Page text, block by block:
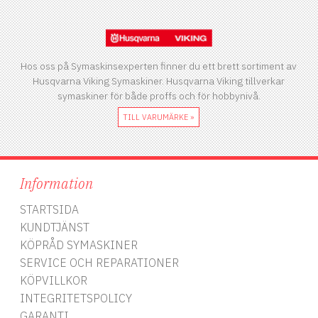
Hos oss på Symaskinsexperten finner du ett brett sortiment av
Husqvarna Viking Symaskiner. Husqvarna Viking tillverkar
symaskiner för både proffs och för hobbynivå.
TILL VARUMÄRKE »
Information
STARTSIDA
KUNDTJÄNST
KÖPRÅD SYMASKINER
SERVICE OCH REPARATIONER
KÖPVILLKOR
INTEGRITETSPOLICY